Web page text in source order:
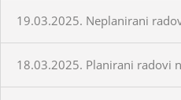
19.03.2025. Neplanirani
18.03.2025. Planirani radovi